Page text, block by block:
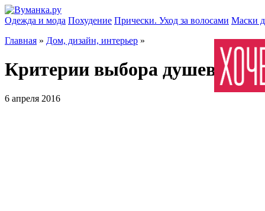
Одежда и мода Похудение Прически. Уход за волосами Маски
Главная » Дом, дизайн, интерьер »
Критерии выбора душевых
6 апреля 2016